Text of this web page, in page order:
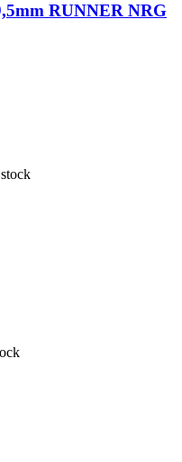
RUNNER NRG